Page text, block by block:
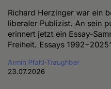
Richard Herzinger war ein
liberaler Publizist. An sein
erinnert jetzt ein Essay-
Freiheit. Essays
Armin Pfahl-Traughber
23.07.2026